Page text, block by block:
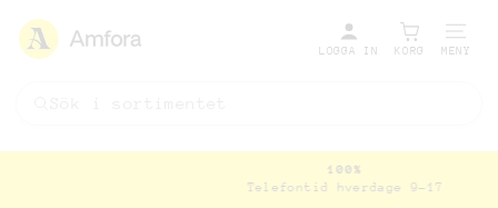
LOGGA IN KORG MENY
Pausa
Telefontid hverdage 9-17